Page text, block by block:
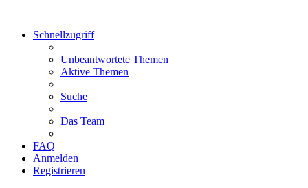
Schnellzugriff
Unbeantwortete Themen
Aktive Themen
Suche
Das Team
FAQ
Anmelden
Registrieren